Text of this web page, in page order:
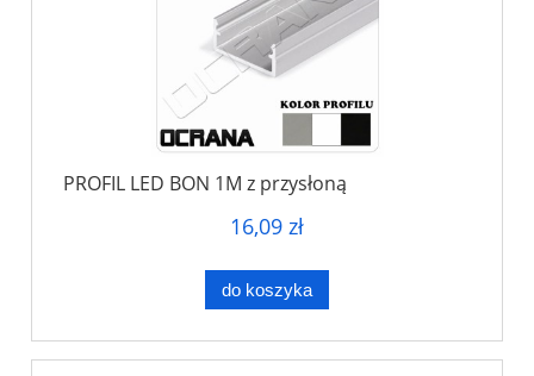
PROFIL LED BON 1M z przysłoną
16,09 zł
do koszyka